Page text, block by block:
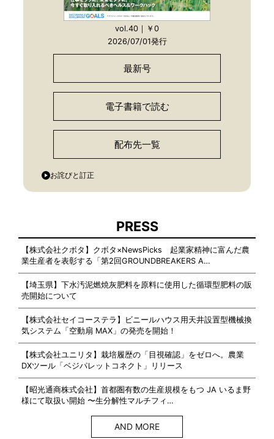
vol.40｜￥0
2026/07/01発行
最新号
電子書籍で読む
配布先一覧
お詫びと訂正
PRESS
【株式会社クボタ】クボタ×NewsPicks 起業家精神に富んだ農
業生産者を表彰する「第2回GROUNDBREAKERS A…
【埼玉県】下水汚泥燃焼灰肥料を原料に使用した循環型肥料の販
売開始について
【株式会社セイコーステラ】ビニールハウス用天井設置型機械換
気システム「空動扇 MAX」の発売を開始！
【株式会社ユニリタ】栽培履歴の「目視確認」をゼロへ。農業
DXツール「ベジパレットコネクト」リリース
【昭光通商株式会社】首都圏有数の生産規模をもつ JA いるま野
様にて取扱い開始 〜生分解性マルチフィ…
AND MORE